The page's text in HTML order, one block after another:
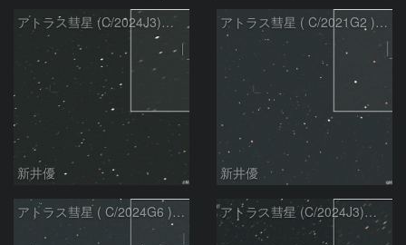
アトラス彗星 (C/2024J3)：2026/07/26
新井優
アトラス彗星 ( C/2021G2 )：2026/07/09
新井優
アトラス彗星 ( C/2024G6 )：2026/07/09 アトラス彗星 (C/2024J3)：2026/07/09